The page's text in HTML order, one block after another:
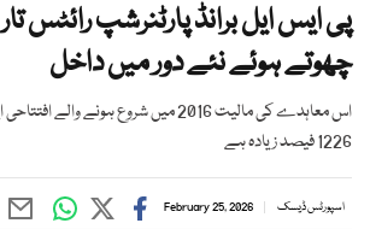
پی ایس ایل برانڈ پارٹنرشپ رائٹس
چھوتے ہوئے نئے دور میں داخل
اس معاہدے کی مالیت 2016 میں شروع ہونے
1226 فیصد زیادہ ہے
اسپورٹس ڈیسک February 25, 2026